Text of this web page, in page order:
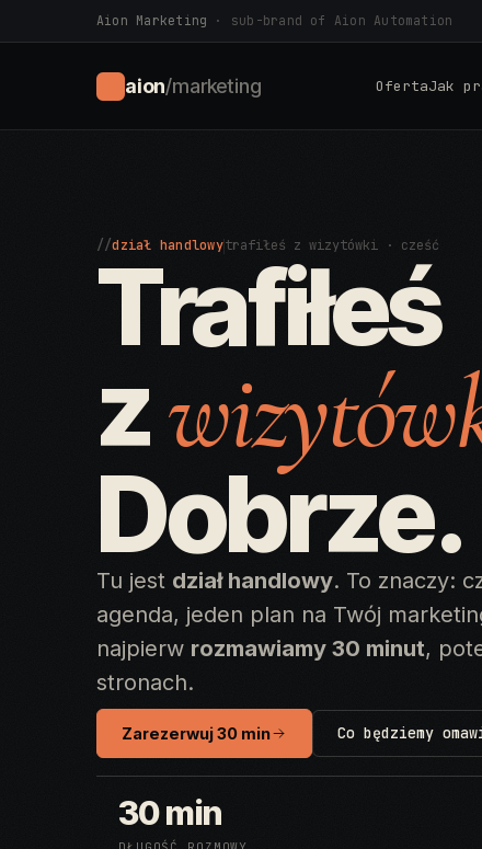
Aion Marketing · sub-brand of Aion Automation
aion/marketing OfertaJak
//dział handlowytrafiłeś z wizytówki · cześć
Trafiłeś
z
Dobrze.
Tu jest dział handlowy. To znaczy:
agenda, jeden plan na Twój
najpierw rozmawiamy 30 minut,
stronach.
Zarezerwuj 30 min Co będziemy
30 min